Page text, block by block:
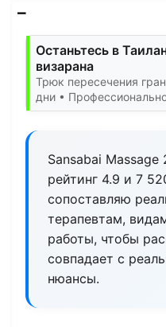
Останьтесь в
визарана
Трюк пересечения
дни •
Sansabai
рейтинг 4.9 и 7
сопоставляю
терапевтам,
работы, чтобы
совпадает с
нюансы.